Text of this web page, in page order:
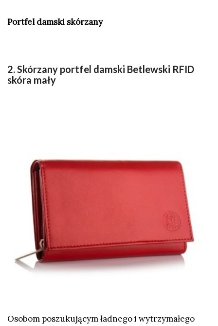
Portfel damski skórzany
2. Skórzany portfel damski Betlewski RFID
skóra mały
Osobom poszukującym ładnego i wytrzymałego